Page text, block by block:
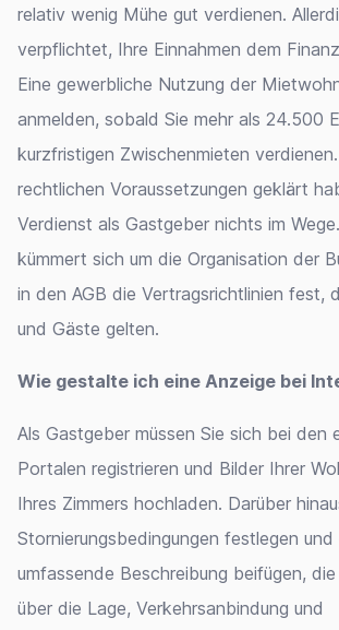
relativ wenig Mühe gut verdienen.
verpflichtet, Ihre Einnahmen dem
Eine gewerbliche Nutzung der
anmelden, sobald Sie mehr als 24.500
kurzfristigen Zwischenmieten
rechtlichen Voraussetzungen geklärt
Verdienst als Gastgeber nichts im
kümmert sich um die Organisation der
in den AGB die Vertragsrichtlinien fest,
und Gäste gelten.
Wie gestalte ich eine Anzeige bei
Als Gastgeber müssen Sie sich bei den
Portalen registrieren und Bilder Ihrer
Ihres Zimmers hochladen. Darüber
Stornierungsbedingungen festlegen und
umfassende Beschreibung beifügen,
über die Lage, Verkehrsanbindung und